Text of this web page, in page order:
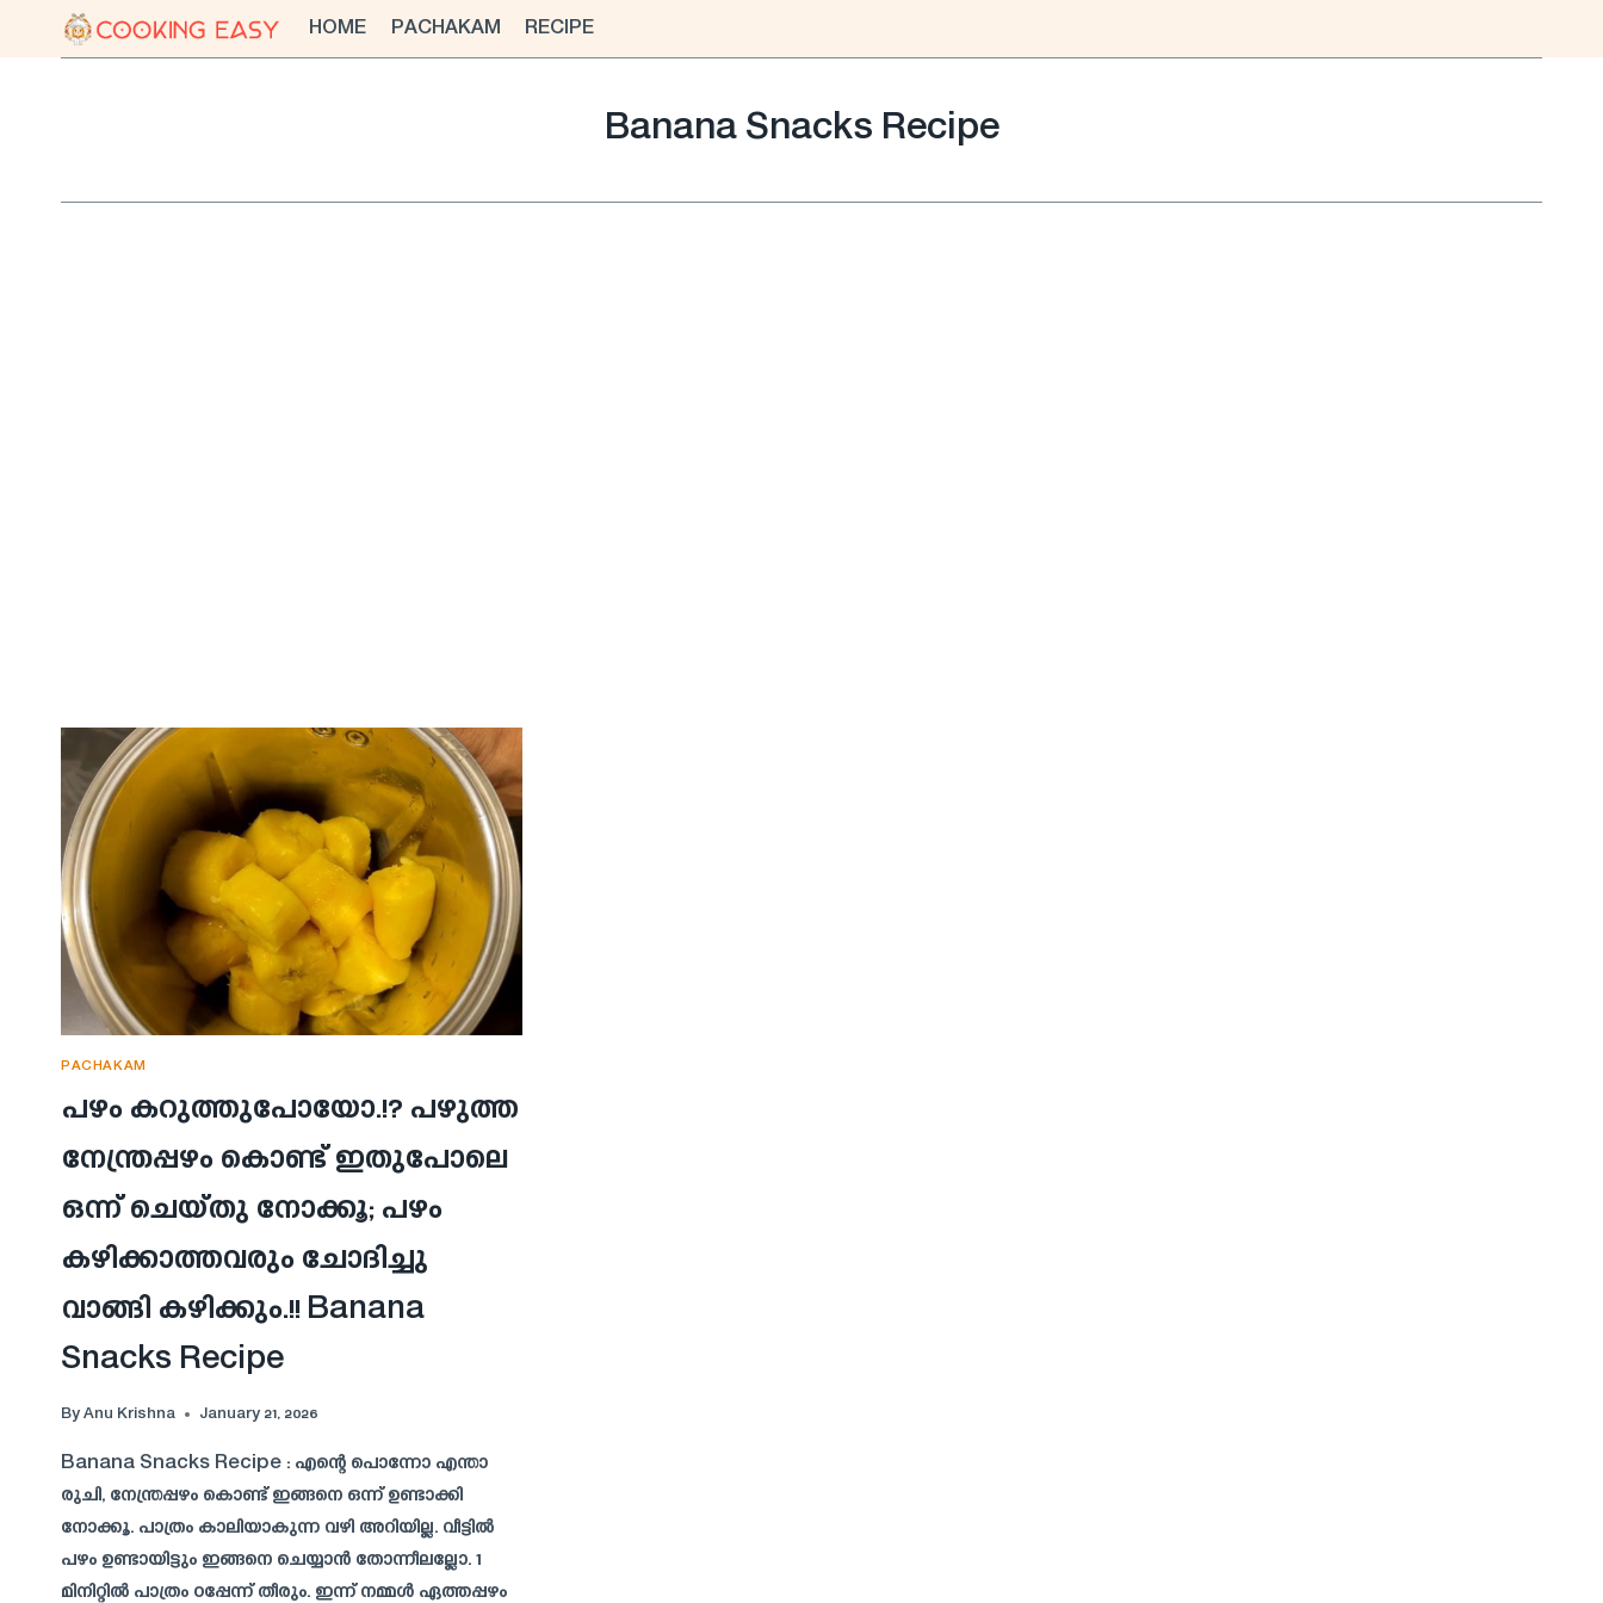
HOME PACHAKAM RECIPE
Banana Snacks Recipe
PACHAKAM
പഴം കറുത്തുപോയോ.!? പഴുത്ത
നേന്ത്രപ്പഴം കൊണ്ട് ഇതുപോലെ
ഒന്ന് ചെയ്തു നോക്കൂ; പഴം
കഴിക്കാത്തവരും ചോദിച്ചു
വാങ്ങി കഴിക്കും.!! Banana
Snacks Recipe
By Anu Krishna January 21, 2026
Banana Snacks Recipe : എന്റെ പൊന്നോ എന്താ
രുചി, നേന്ത്രപ്പഴം കൊണ്ട് ഇങ്ങനെ ഒന്ന് ഉണ്ടാക്കി
നോക്കൂ. പാത്രം കാലിയാകുന്ന വഴി അറിയില്ല. വീട്ടിൽ
പഴം ഉണ്ടായിട്ടും ഇങ്ങനെ ചെയ്യാൻ തോന്നീലല്ലോ. 1
മിനിറ്റിൽ പാത്രം ഠപ്പേന്ന് തീരും. ഇന്ന് നമ്മൾ ഏത്തപ്പഴം